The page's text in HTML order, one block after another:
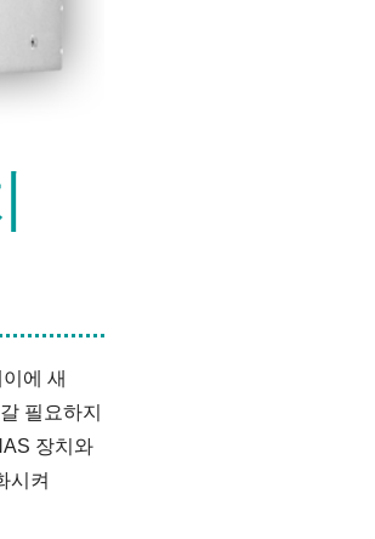
에 새
필요하지
장치와
시켜